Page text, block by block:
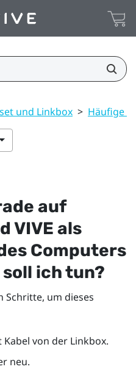
und Linkbox > Häufige
auf
VIVE als
Computers
ich tun?
Schritte, um dieses
Kabel von der Linkbox.
neu.